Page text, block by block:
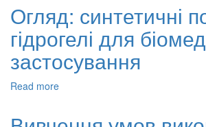
матеріалів
адгезійні
властивості
клітин
Огляд: синтетичні
гідрогелі для
застосування
Read more